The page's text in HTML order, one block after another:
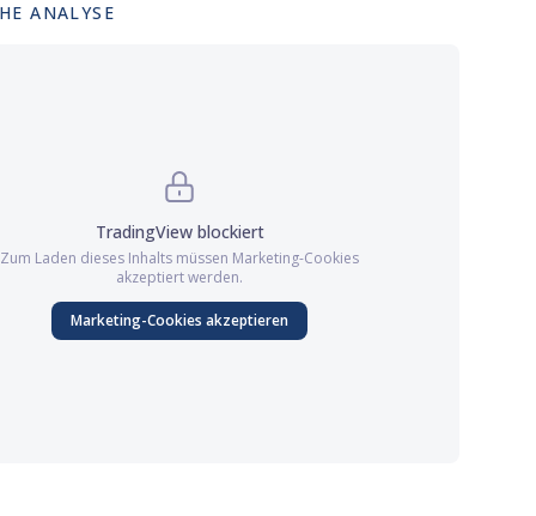
ANALYSE
TradingViewblockiert
Zum Laden dieses Inhalts müssen Marketing-Cookies
akzeptiert werden.
Marketing-Cookies akzeptieren